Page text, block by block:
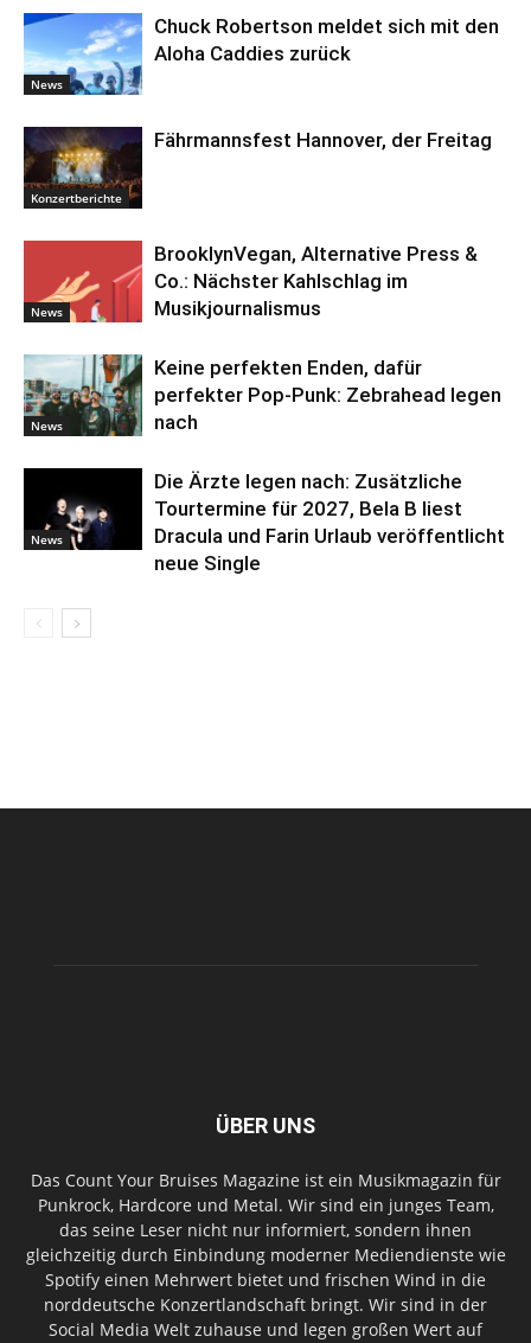
News
Chuck Robertson meldet sich mit den
Aloha Caddies zurück
Konzertberichte
Fährmannsfest Hannover, der Freitag
News
BrooklynVegan, Alternative Press &
Co.: Nächster Kahlschlag im
Musikjournalismus
News
Keine perfekten Enden, dafür
perfekter Pop-Punk: Zebrahead legen
nach
News
Die Ärzte legen nach: Zusätzliche
Tourtermine für 2027, Bela B liest
Dracula und Farin Urlaub veröffentlicht
neue Single
ÜBER UNS
Das Count Your Bruises Magazine ist ein Musikmagazin für
Punkrock, Hardcore und Metal. Wir sind ein junges Team,
das seine Leser nicht nur informiert, sondern ihnen
gleichzeitig durch Einbindung moderner Mediendienste wie
Spotify einen Mehrwert bietet und frischen Wind in die
norddeutsche Konzertlandschaft bringt. Wir sind in der
Social Media Welt zuhause und legen großen Wert auf